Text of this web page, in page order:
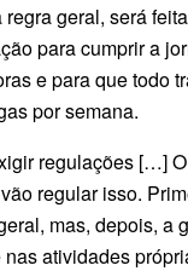
geral, será
para cumprir a
e para que todo
por semana.
regulações […]
regular isso.
mas, depois, a
atividades